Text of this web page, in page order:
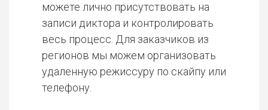
можете лично присутствовать на
записи диктора и контролировать
весь процесс. Для заказчиков из
регионов мы можем организовать
удаленную режиссуру по скайпу или
телефону.